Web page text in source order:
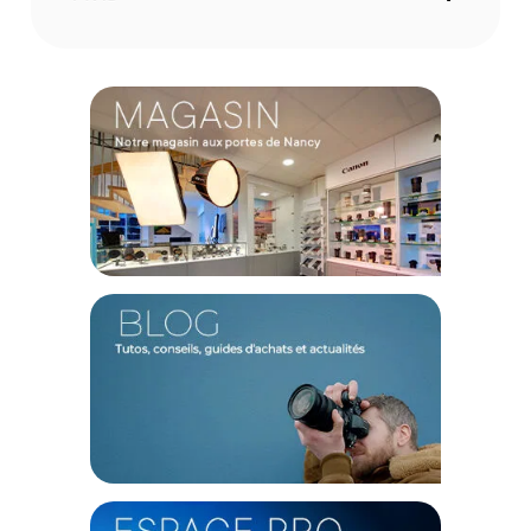
Conçu pour la mobilité et la durabilité
Pensé pour les créateurs nomades, ce trépied allie légèreté
et robustesse. Pesant environ 800 g, il se replie à une
hauteur extrêmement compacte de 31,5 cm, ce qui le rend
facile à transporter et à ranger dans votre sac lors de vos
voyages ou tournages en extérieur. Fabriqué à partir de
matériaux de haute qualité tels que l'alliage d'aluminium et
l'acier inoxydable, il offre une grande durabilité au fil du
temps. Ses embouts de pieds en silicone antidérapants
assurent quant à eux un maintien parfait pour sécuriser
votre matériel.
Modèle : Foldable Lightweight Tripod
Catégorie : Trépied photo/vidéo
Hauteur de travail : De 24 cm à 144 cm